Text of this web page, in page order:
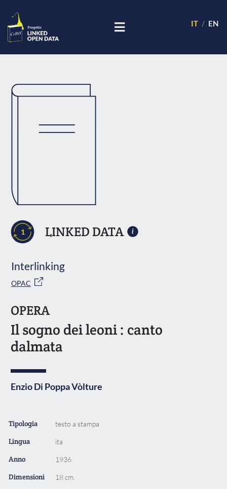
IT EN
1 LINKED DATA
Interlinking
OPAC
OPERA
Il sogno dei leoni : canto
dalmata
Enzio Di Poppa Vòlture
Tipologia testo a stampa
Lingua ita
Anno 1936
Dimensioni 18 cm.